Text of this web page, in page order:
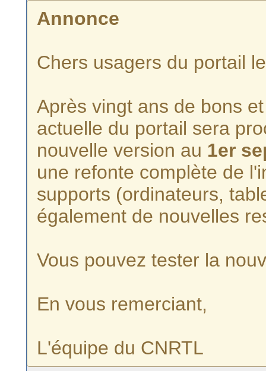
Annonce
Chers usagers du portail
Après vingt ans de bons
actuelle du portail sera
nouvelle version au 1er
une refonte complète de
supports (ordinateurs,
également de nouvelles
Vous pouvez tester la
En vous remerciant,
L'équipe du CNRTL